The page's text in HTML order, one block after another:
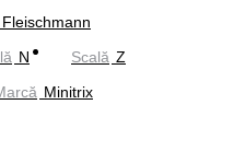
Fleischmann
N Scală Z
Minitrix